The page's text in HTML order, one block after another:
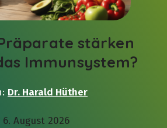
stärken
Immunsystem?
Dr. Harald Hüther
6. August 2026